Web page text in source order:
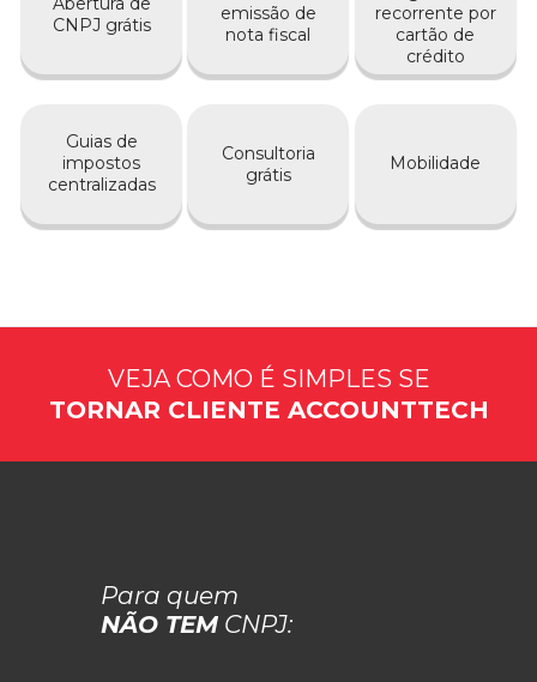
CNPJ grátis
emissão de
nota fiscal
recorrente por
cartão de
crédito
Guias de
impostos
centralizadas
Consultoria
grátis
Mobilidade
VEJA COMO É SIMPLES SE
TORNAR CLIENTE ACCOUNTTECH
Para quem
NÃO TEM CNPJ: